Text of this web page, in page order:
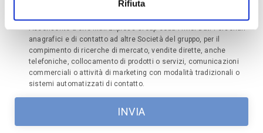
Rifiuta
comunicazioni promozionali
Acconsento a che Mail Express Group ceda i miei Dati Personali
anagrafici e di contatto ad altre Società del gruppo, per il
compimento di ricerche di mercato, vendite dirette, anche
telefoniche, collocamento di prodotti o servizi, comunicazioni
commerciali o attività di marketing con modalità tradizionali o
sistemi automatizzati di contatto.
INVIA